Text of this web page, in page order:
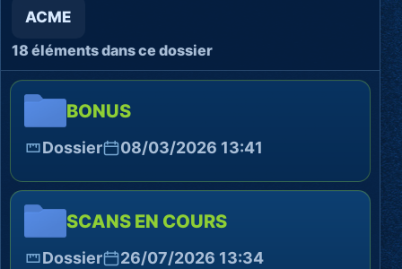
ACME
18 éléments dans ce dossier
BONUS
Dossier 08/03/2026 13:41
SCANS EN COURS
Dossier 26/07/2026 13:34